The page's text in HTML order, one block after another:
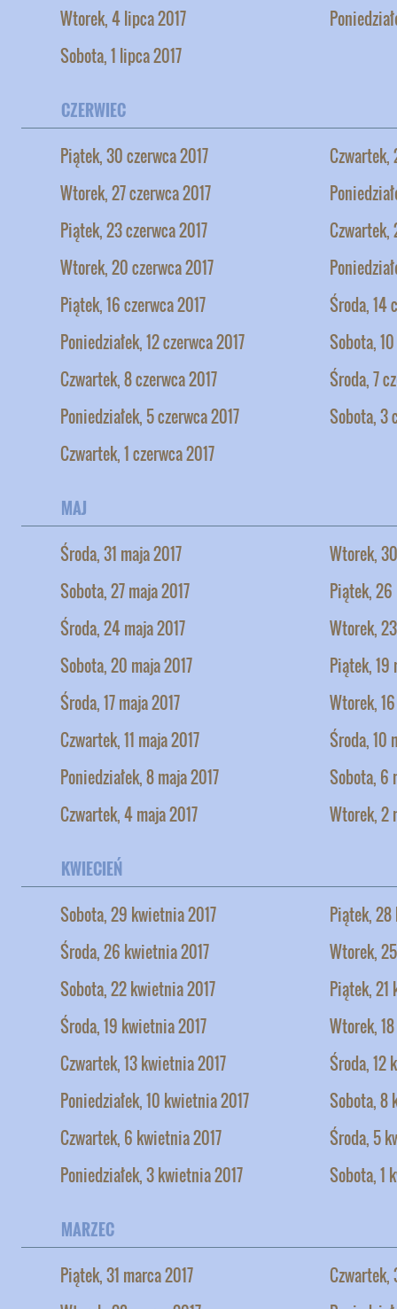
Wtorek, 4 lipca 2017
Sobota, 1 lipca 2017
CZERWIEC
Piątek, 30 czerwca 2017
Czwartek,
Wtorek, 27 czerwca 2017
Piątek, 23 czerwca 2017
Czwartek,
Wtorek, 20 czerwca 2017
Piątek, 16 czerwca 2017
Środa, 14
Poniedziałek, 12 czerwca 2017
Sobota,
Czwartek, 8 czerwca 2017
Środa, 7
Poniedziałek, 5 czerwca 2017
Sobota, 3
Czwartek, 1 czerwca 2017
MAJ
Środa, 31 maja 2017
Wtorek,
Sobota, 27 maja 2017
Piątek, 26
Środa, 24 maja 2017
Wtorek,
Sobota, 20 maja 2017
Piątek, 19
Środa, 17 maja 2017
Wtorek,
Czwartek, 11 maja 2017
Środa, 10
Poniedziałek, 8 maja 2017
Sobota, 6
Czwartek, 4 maja 2017
Wtorek, 2
KWIECIEŃ
Sobota, 29 kwietnia 2017
Piątek,
Środa, 26 kwietnia 2017
Wtorek,
Sobota, 22 kwietnia 2017
Piątek, 21
Środa, 19 kwietnia 2017
Wtorek,
Czwartek, 13 kwietnia 2017
Środa, 12
Poniedziałek, 10 kwietnia 2017
Sobota, 8
Czwartek, 6 kwietnia 2017
Środa, 5
Poniedziałek, 3 kwietnia 2017
Sobota, 1
MARZEC
Piątek, 31 marca 2017
Czwartek,